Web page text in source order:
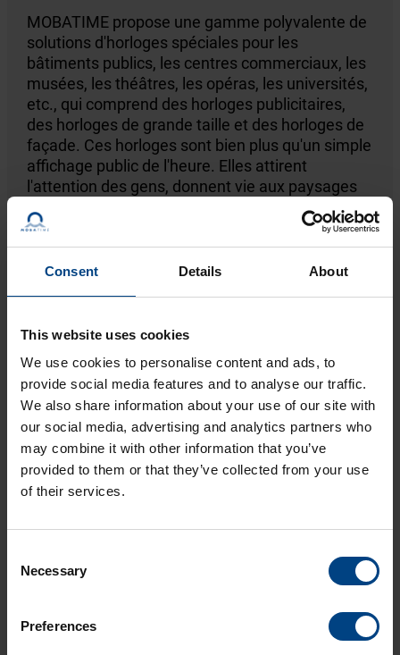
Consent Details About
This website uses cookies
We use cookies to personalise content and ads, to
provide social media features and to analyse our traffic.
We also share information about your use of our site with
our social media, advertising and analytics partners who
may combine it with other information that you’ve
provided to them or that they’ve collected from your use
of their services.
Selection
Necessary
Preferences
MOBATIME propose une gamme polyvalente de
solutions d'horloges spéciales pour les
bâtiments publics, les centres commerciaux, les
musées, les théâtres, les opéras, les universités,
etc., qui comprend des horloges publicitaires,
des horloges de grande taille et des horloges de
façade. Ces horloges sont bien plus qu'un simple
affichage public de l'heure. Elles attirent
l'attention des gens, donnent vie aux paysages
urbains, ornent les façades et enrichissent
l'atmosphère de divers bâtiments, en tant
qu'objets de design artistique.
Vers le produit
Horloges florales
d'horloges florales, qui sont des curiosités
horticoles et une manière décorative d'afficher